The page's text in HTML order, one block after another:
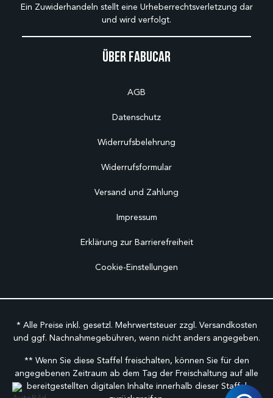
Über Fabucar
AGB
Datenschutz
Widerrufsbelehrung
Widerrufsformular
Versand und Zahlung
Impressum
Erklärung zur Barrierefreiheit
Cookie-Einstellungen
Ein Zuwiderhandeln stellt eine Urheberrechtsverletzung dar
und wird verfolgt.
* Alle Preise inkl. gesetzl. Mehrwertsteuer zzgl. Versandkosten
und ggf. Nachnahmegebühren, wenn nicht anders angegeben.
** Wenn Sie diese Staffel freischalten, können Sie für den
angegebenen Zeitraum ab dem Tag der Freischaltung auf alle
bereitgestellten digitalen Inhalte innerhalb dieser Staffel